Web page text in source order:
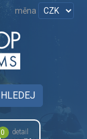
měna
HLEDEJ
0 detail